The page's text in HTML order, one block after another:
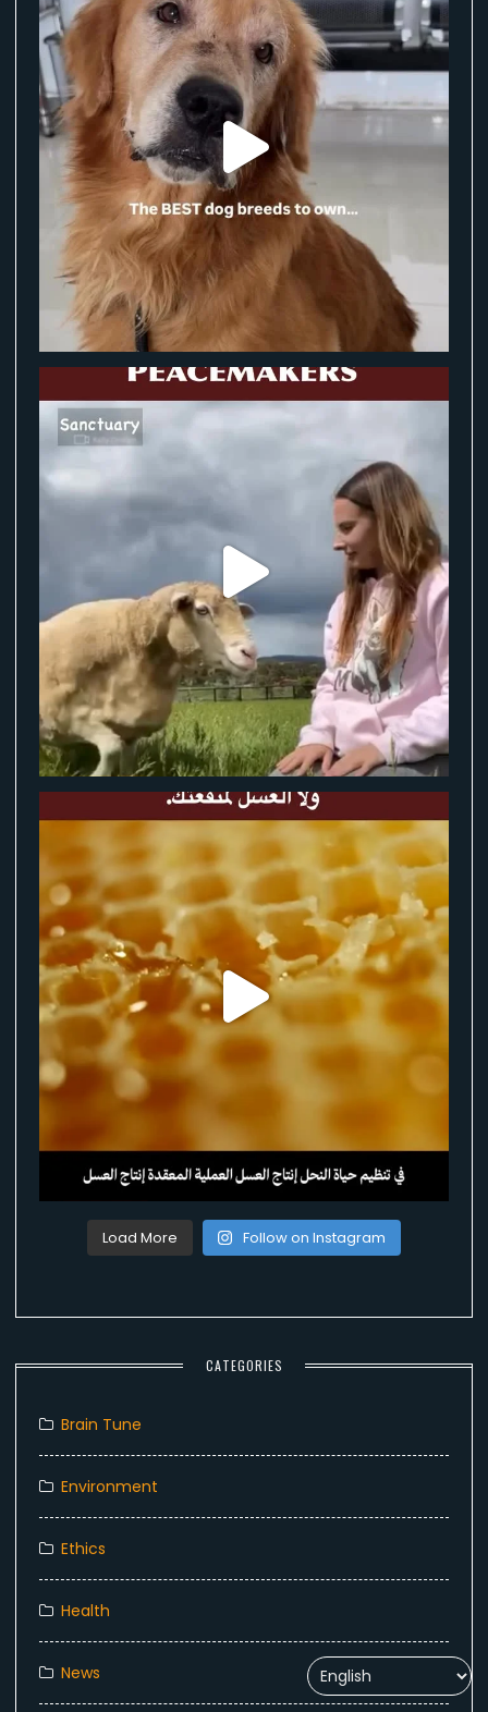
Load More Follow on Instagram
CATEGORIES
Brain Tune
Environment
Ethics
Health
News